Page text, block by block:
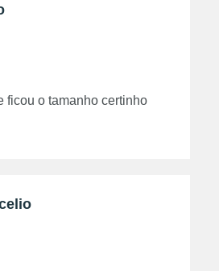
ficou o tamanho certinho